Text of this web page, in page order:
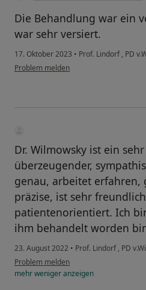
Die Behandlung war ein
war sehr versiert.
17. Oktober 2023 • Prof. Lindorf , PD
Problem melden
Dr. Wilmowsky ist ein
überzeugender,
genau, arbeitet erfahren,
präzise, ist sehr
patientenorientiert. Ich
ihm behandelt worden
23. August 2022 • Prof. Lindorf , PD
Problem melden
mehrwenigeranzeigen